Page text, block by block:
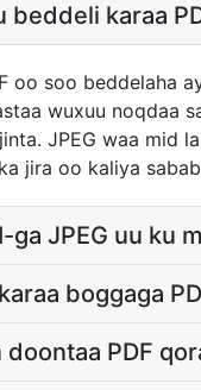
beddeli karaa
oo soo beddelaha
wuxuu noqdaa
JPEG waa mid
jira oo kaliya
ga JPEG uu ku
boggaga
doontaa PDF